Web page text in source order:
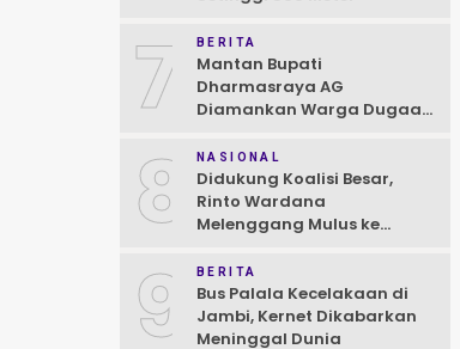
7 BERITA
Mantan Bupati
Dharmasraya AG
Diamankan Warga Dugaan
8 NASIONAL
Didukung Koalisi Besar,
Rinto Wardana
Melenggang Mulus ke
Mentawai
9 BERITA
Bus Palala Kecelakaan di
Jambi, Kernet Dikabarkan
Meninggal Dunia